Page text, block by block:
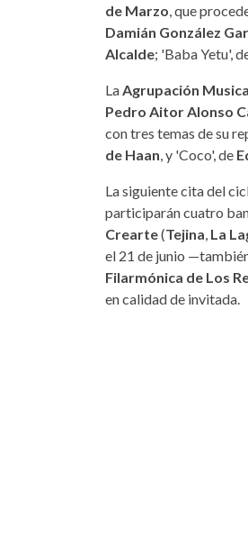
de Marzo , que
Damián González
Alcalde; 'Baba Yetu',
La Agrupación
Pedro Aitor Alonso
con tres temas de su
de Haan , y 'Coco', de
La siguiente cita del
participarán cuatro
Crearte(Tejina La
el 21 de junio
Filarmónica de Los
en calidad de invitada.